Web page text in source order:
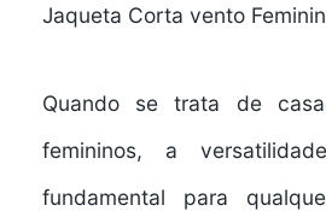
Jaqueta Corta vento
Quando se trata de
femininos, a
fundamental para